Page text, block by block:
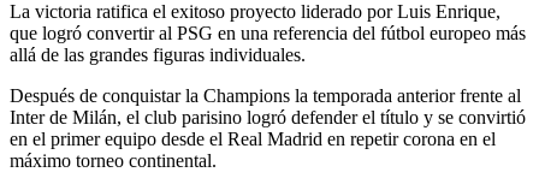
La victoria ratifica el exitoso proyecto liderado por Luis Enrique,
que logró convertir al PSG en una referencia del fútbol europeo más
allá de las grandes figuras individuales.
Después de conquistar la Champions la temporada anterior frente al
Inter de Milán, el club parisino logró defender el título y se convirtió
en el primer equipo desde el Real Madrid en repetir corona en el
máximo torneo continental.